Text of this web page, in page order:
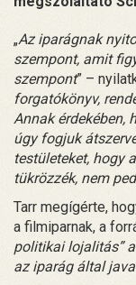
„Az iparágnak
szempont, amit
szempont” –
forgatókönyv,
Annak érdekében,
úgy fogjuk
testületeket, hogy
tükrözzék, nem
Tarr megígérte,
a filmiparnak, a
politikai lojalitás”
az iparág által